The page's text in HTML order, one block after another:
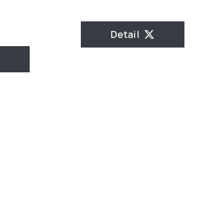
Detail